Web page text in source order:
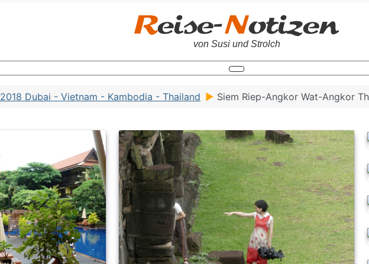
von Susi und Strolch
2018 Dubai - Vietnam - Kambodia - Thailand Siem Riep-Angkor Wat-Angkor